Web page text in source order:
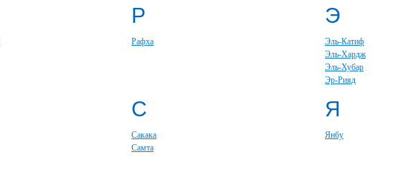
Р
Рафха
Э
Эль-Катиф
Эль-Хардж
Эль-Хубар
Эр-Рияд
С
Сакака
Самта
Я
Янбу